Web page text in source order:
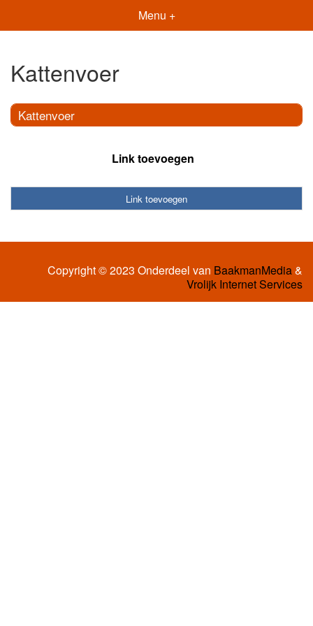
Menu +
Kattenvoer
Kattenvoer
Link toevoegen
Link toevoegen
Copyright © 2023 Onderdeel van BaakmanMedia&
Vrolijk Internet Services